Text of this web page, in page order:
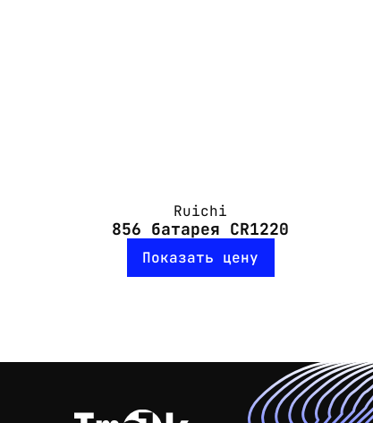
Ruichi
856 батарея CR1220
Показать цену